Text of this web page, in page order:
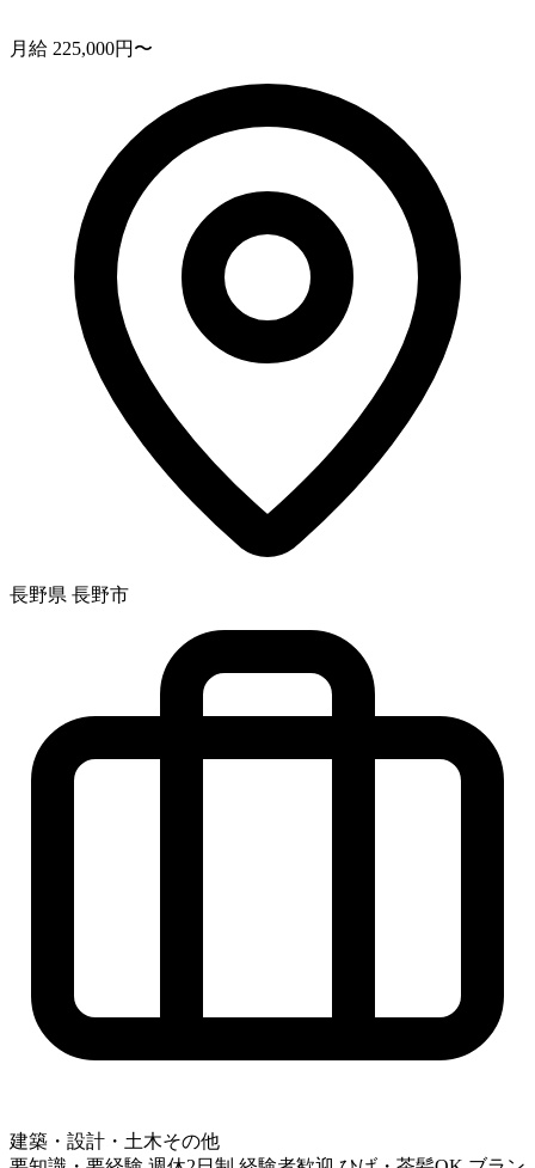
月給 225,000円〜
長野県 長野市
建築・設計・土木その他